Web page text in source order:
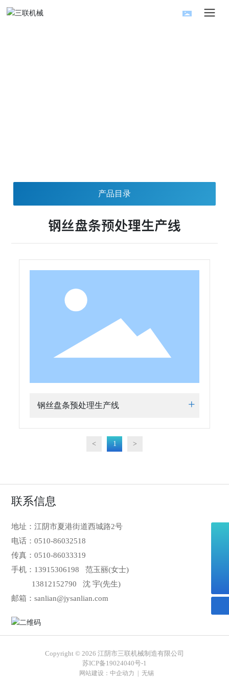
产品目录
钢丝盘条预处理生产线
钢丝盘条预处理生产线 +
< 1 >
联系信息
地址：江阴市夏港街道西城路2号
电话：0510-86032518
传真：0510-86033319
手机： 13915306198 范玉丽(女士)
13812152790 沈 宇(先生)
邮箱：sanlian@jysanlian.com
Copyright © 2026 江阴市三联机械制造有限公司
苏ICP备19024040号-1
网站建设： 中企动力 无锡
sanlian@jysanlian.com